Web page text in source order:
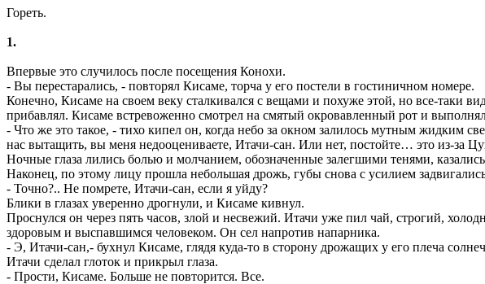
Гореть.
1.
Впервые это случилось после посещения Конохи.
- Вы перестарались, - повторял Кисаме, торча у его постели в гостиничном номере.
Конечно, Кисаме на своем веку сталкивался с вещами и похуже этой, но все-таки
прибавлял. Кисаме встревоженно смотрел на смятый окровавленный рот и
- Что же это такое, - тихо кипел он, когда небо за окном залилось мутным жидким
нас вытащить, вы меня недооцениваете, Итачи-сан. Или нет, постойте… это из-за
Ночные глаза лились болью и молчанием, обозначенные залегшими тенями,
Наконец, по этому лицу прошла небольшая дрожь, губы снова с усилием
- Точно?.. Не помрете, Итачи-сан, если я уйду?
Блики в глазах уверенно дрогнули, и Кисаме кивнул.
Проснулся он через пять часов, злой и несвежий. Итачи уже пил чай, строгий,
здоровым и выспавшимся человеком. Он сел напротив напарника.
- Э, Итачи-сан,- бухнул Кисаме, глядя куда-то в сторону дрожащих у его плеча
Итачи сделал глоток и прикрыл глаза.
- Прости, Кисаме. Больше не повторится. Все.